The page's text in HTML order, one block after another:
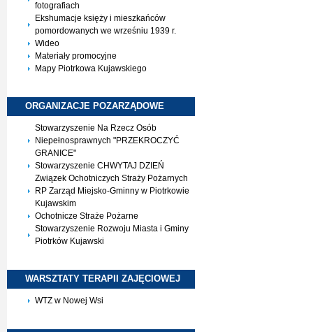
fotografiach
Ekshumacje księży i mieszkańców
pomordowanych we wrześniu 1939 r.
Wideo
Materiały promocyjne
Mapy Piotrkowa Kujawskiego
ORGANIZACJE POZARZĄDOWE
Stowarzyszenie Na Rzecz Osób
Niepełnosprawnych "PRZEKROCZYĆ
GRANICE"
Stowarzyszenie CHWYTAJ DZIEŃ
Związek Ochotniczych Straży Pożarnych
RP Zarząd Miejsko-Gminny w Piotrkowie
Kujawskim
Ochotnicze Straże Pożarne
Stowarzyszenie Rozwoju Miasta i Gminy
Piotrków Kujawski
WARSZTATY TERAPII ZAJĘCIOWEJ
WTZ w Nowej Wsi